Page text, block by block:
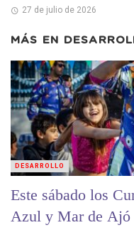
27 de julio de 2026
MÁS EN
Este sábado los
Azul y Mar de Ajó
DESARROLLO